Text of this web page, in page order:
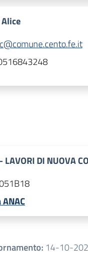
LAVORI DI NUOVA
: 14-10-